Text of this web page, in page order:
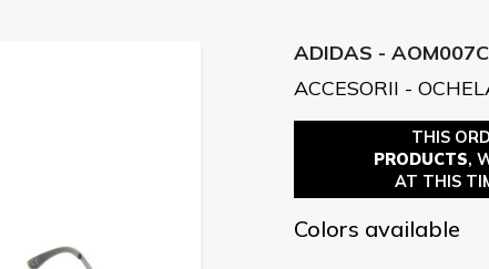
ADIDAS -
ACCESORII -
THIS
PRODUCTS,
AT THIS
Colors available